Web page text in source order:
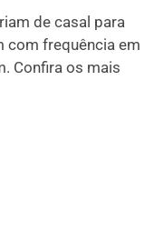
de casal para
com frequência em
Confira os mais